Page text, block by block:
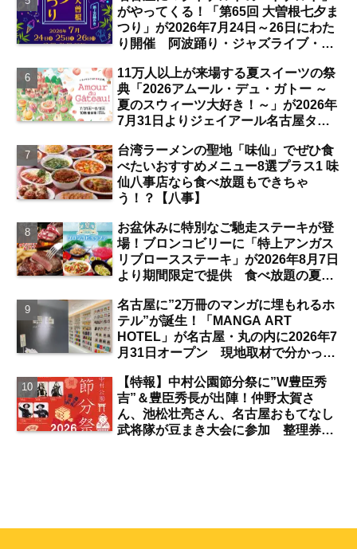
がやってくる！「第65回 大曽根七夕ま
つり」が2026年7月24日～26日にわた
り開催 阿波踊り・ジャズライブ・道
夏祭りの見どころは？【まとめ／大曽
根】
11万人以上が来場する夏スイーツの祭
典「2026アムール・デュ・ガトー ～
夏のスウィーツ大好き！～」が2026年
7月31日よりジェイアール名古屋タカ
【名古屋駅】
台湾ラーメンの聖地「味仙」でぜひ食
べたいおすすめメニュー8選プラス1 味
仙八事店なら食べ放題もできちゃ
う！？【八事】
お盆休みに特別なご馳走ステーキが登
場！ブロンコビリーに「特上アンガス
リブロースステーキ」が2026年8月7日
より期間限定で提供 食べ放題の夏ブ
発】
名古屋に”2万冊のマンガに埋もれるホ
テル”が誕生！「MANGA ART
HOTEL」が名古屋・丸の内に2026年7
月31日オープン 現地取材で分かった
／独自取材】
【特報】中村公園節分祭に”W豊臣秀
吉”＆豊臣秀長が出陣！仲野太賀さ
ん、池松壮亮さん、名古屋おもてなし
武将隊が豆まき大会に参加 整理券を